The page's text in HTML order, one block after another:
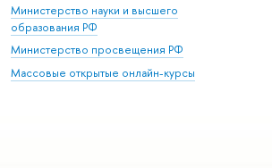
Министерство науки и высшего
образования РФ
Министерство просвещения РФ
Массовые открытые онлайн-курсы